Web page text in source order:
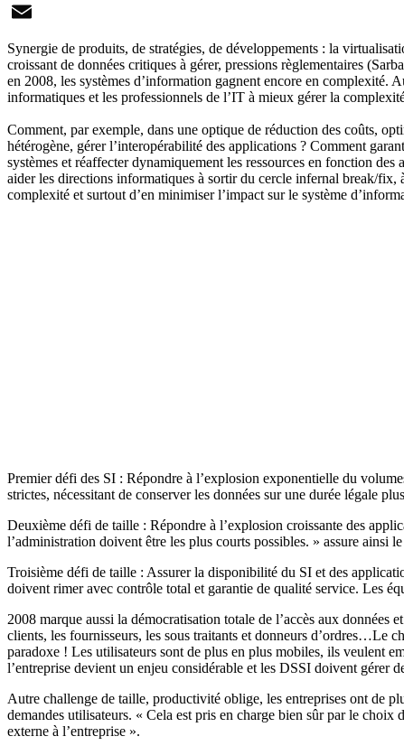
X
Email
Synergie de produits, de stratégies, de développements : la
croissant de données critiques à gérer, pressions règlementaires
en 2008, les systèmes d’information gagnent encore en
informatiques et les professionnels de l’IT à mieux gérer la
Comment, par exemple, dans une optique de réduction des coûts,
hétérogène, gérer l’interopérabilité des applications ? Comment
systèmes et réaffecter dynamiquement les ressources en fonction
aider les directions informatiques à sortir du cercle infernal break/fix,
complexité et surtout d’en minimiser l’impact sur le système
Premier défi des SI : Répondre à l’explosion exponentielle du
strictes, nécessitant de conserver les données sur une durée légale
Deuxième défi de taille : Répondre à l’explosion croissante des
l’administration doivent être les plus courts possibles. » assure ainsi
Troisième défi de taille : Assurer la disponibilité du SI et des
doivent rimer avec contrôle total et garantie de qualité service. Les
2008 marque aussi la démocratisation totale de l’accès aux données
clients, les fournisseurs, les sous traitants et donneurs d’ordres…Le
paradoxe ! Les utilisateurs sont de plus en plus mobiles, ils veulent
l’entreprise devient un enjeu considérable et les DSSI doivent gérer
Autre challenge de taille, productivité oblige, les entreprises ont de
demandes utilisateurs. « Cela est pris en charge bien sûr par le
externe à l’entreprise ».